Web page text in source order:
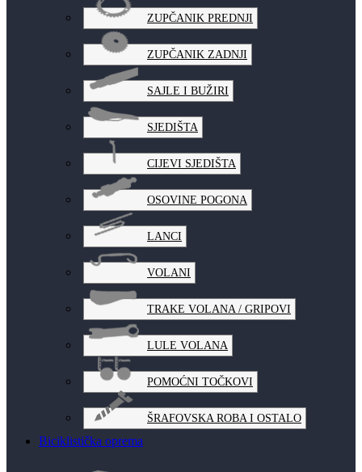
ZUPČANIK PREDNJI
ZUPČANIK ZADNJI
SAJLE I BUŽIRI
SJEDIŠTA
CIJEVI SJEDIŠTA
OSOVINE POGONA
LANCI
VOLANI
TRAKE VOLANA / GRIPOVI
LULE VOLANA
POMOĆNI TOČKOVI
ŠRAFOVSKA ROBA I OSTALO
Biciklistička oprema